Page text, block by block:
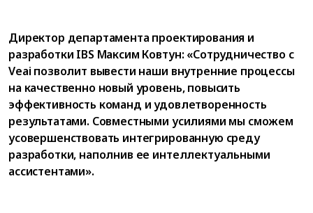
Директор департамента проектирования и
разработки IBS Максим Ковтун: «Сотрудничество с
Veai позволит вывести наши внутренние процессы
на качественно новый уровень, повысить
эффективность команд и удовлетворенность
результатами. Совместными усилиями мы сможем
усовершенствовать интегрированную среду
разработки, наполнив ее интеллектуальными
ассистентами».